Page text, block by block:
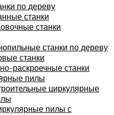
по дереву
станки
станки
станки по дереву
станки
раскроечные станки
пилы
циркулярные
пилы с